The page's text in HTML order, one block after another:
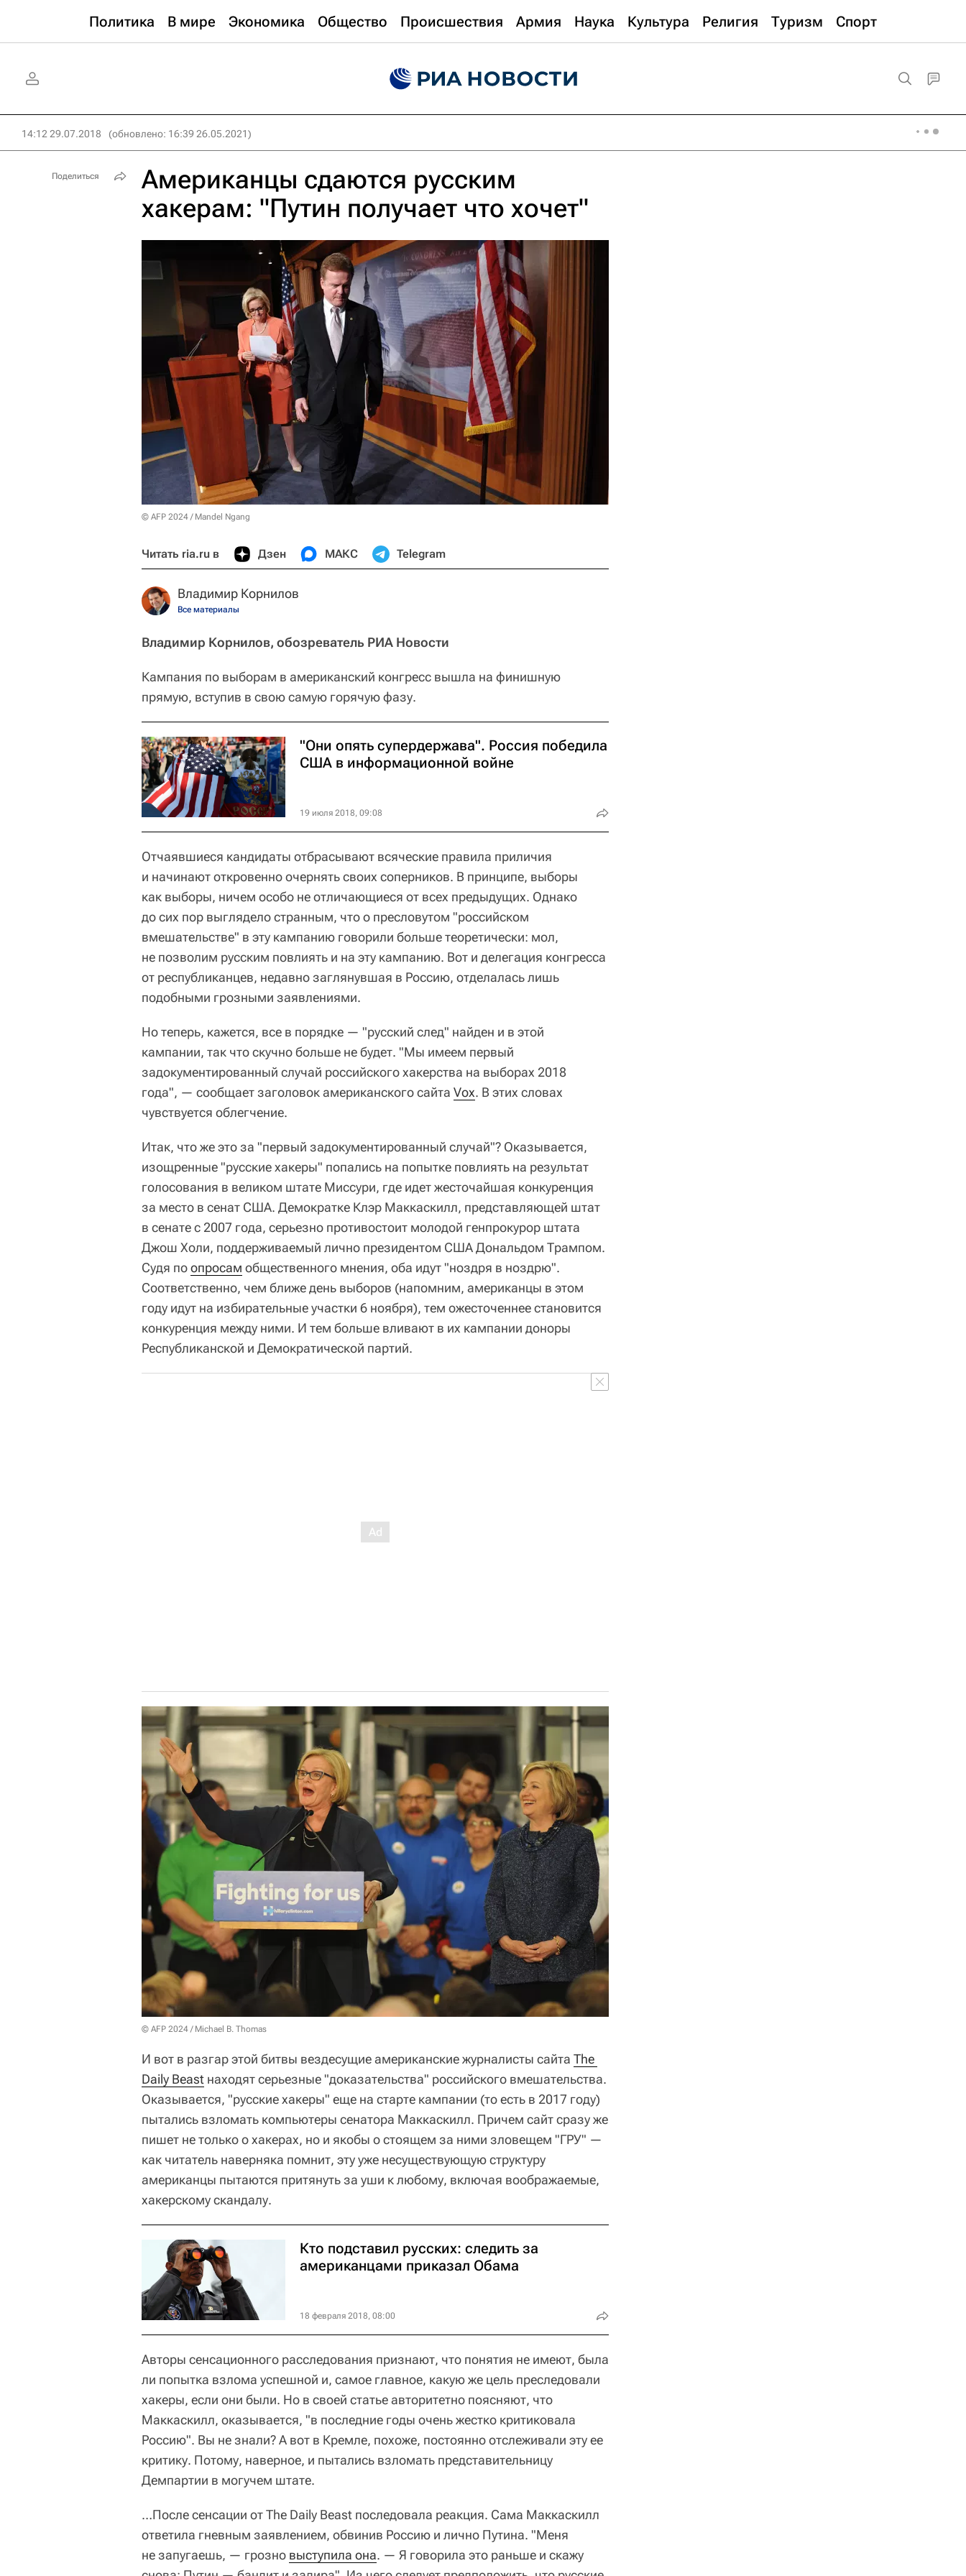
Политика В мире Экономика Общество Происшествия Армия Наука Культура Религия Туризм Спорт
14:12 29.07.2018 (обновлено: 16:39 26.05.2021)
Американцы сдаются русским
хакерам: "Путин получает что хочет"
© AFP 2024 / Mandel Ngang
Читать ria.ru в Дзен МАКС Telegram
Владимир Корнилов
Все материалы
Владимир Корнилов, обозреватель РИА Новости
Кампания по выборам в американский конгресс вышла на финишную
прямую, вступив в свою самую горячую фазу.
"Они опять супердержава". Россия победила
США в информационной войне
19 июля 2018, 09:08
Отчаявшиеся кандидаты отбрасывают всяческие правила приличия
и начинают откровенно очернять своих соперников. В принципе, выборы
как выборы, ничем особо не отличающиеся от всех предыдущих. Однако
до сих пор выглядело странным, что о пресловутом "российском
вмешательстве" в эту кампанию говорили больше теоретически: мол,
не позволим русским повлиять и на эту кампанию. Вот и делегация конгресса
от республиканцев, недавно заглянувшая в Россию, отделалась лишь
подобными грозными заявлениями.
Но теперь, кажется, все в порядке — "русский след" найден и в этой
кампании, так что скучно больше не будет. "Мы имеем первый
задокументированный случай российского хакерства на выборах 2018
года", — сообщает заголовок американского сайта Vox. В этих словах
чувствуется облегчение.
Итак, что же это за "первый задокументированный случай"? Оказывается,
изощренные "русские хакеры" попались на попытке повлиять на результат
голосования в великом штате Миссури, где идет жесточайшая конкуренция
за место в сенат США. Демократке Клэр Маккаскилл, представляющей штат
в сенате с 2007 года, серьезно противостоит молодой генпрокурор штата
Джош Холи, поддерживаемый лично президентом США Дональдом Трампом.
Судя поопросам общественного мнения, оба идут "ноздря в ноздрю".
Соответственно, чем ближе день выборов (напомним, американцы в этом
году идут на избирательные участки 6 ноября), тем ожесточеннее становится
конкуренция между ними. И тем больше вливают в их кампании доноры
Республиканской и Демократической партий.
© AFP 2024 / Michael B. Thomas
И вот в разгар этой битвы вездесущие американские журналисты сайта The
Daily Beast находят серьезные "доказательства" российского вмешательства.
Оказывается, "русские хакеры" еще на старте кампании (то есть в 2017 году)
пытались взломать компьютеры сенатора Маккаскилл. Причем сайт сразу же
пишет не только о хакерах, но и якобы о стоящем за ними зловещем "ГРУ" —
как читатель наверняка помнит, эту уже несуществующую структуру
американцы пытаются притянуть за уши к любому, включая воображаемые,
хакерскому скандалу.
Кто подставил русских: следить за
американцами приказал Обама
18 февраля 2018, 08:00
Авторы сенсационного расследования признают, что понятия не имеют, была
ли попытка взлома успешной и, самое главное, какую же цель преследовали
хакеры, если они были. Но в своей статье авторитетно поясняют, что
Маккаскилл, оказывается, "в последние годы очень жестко критиковала
Россию". Вы не знали? А вот в Кремле, похоже, постоянно отслеживали эту ее
критику. Потому, наверное, и пытались взломать представительницу
Демпартии в могучем штате.
…После сенсации от The Daily Beast последовала реакция. Сама Маккаскилл
ответила гневным заявлением, обвинив Россию и лично Путина. "Меня
не запугаешь, — грозно выступила она. — Я говорила это раньше и скажу
Поделиться